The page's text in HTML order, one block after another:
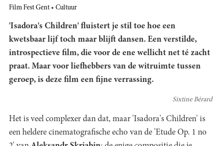
Film Fest Gent Cultuur
'Isadora's Children' fluistert je stil toe hoe een
kwetsbaar lijf toch maar blijft dansen. Een verstilde,
introspectieve film, die voor de ene wellicht net té zacht
praat. Maar voor liefhebbers van de witruimte tussen
geroep, is deze film een fijne verrassing.
Sixtine Bérard
Het is veel complexer dan dat, maar 'Isadora's Children' is
een heldere cinematografische echo van de 'Etude Op. 1 no